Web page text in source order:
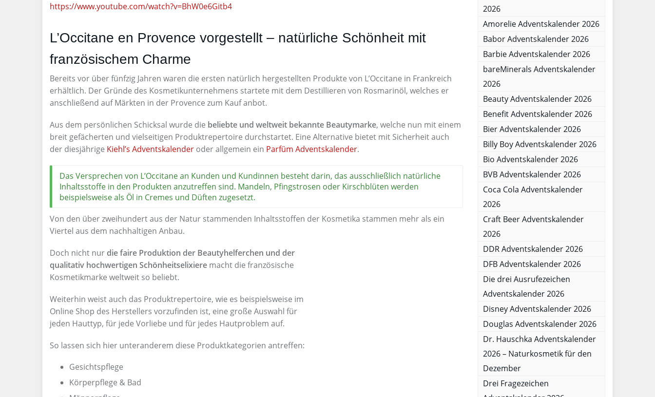
https://www.youtube.com/watch?v=BhW0e6Gitb4
L’Occitane en Provence vorgestellt – natürliche Schönheit mit
französischem Charme
Bereits vor über fünfzig Jahren waren die ersten natürlich hergestellten Produkte von L’Occitane in Frankreich
erhältlich. Der Gründe des Kosmetikunternehmens startete mit dem Destillieren von Rosmarinöl, welches er
anschließend auf Märkten in der Provence zum Kauf anbot.
Aus dem persönlichen Schicksal wurde die beliebte und weltweit bekannte Beautymarke, welche nun mit einem
breit gefächerten und vielseitigen Produktrepertoire durchstartet. Eine Alternative bietet mit Sicherheit auch
der diesjährige Kiehl’s Adventskalender oder allgemein ein Parfüm Adventskalender.
Das Versprechen von L’Occitane an Kunden und Kundinnen besteht darin, das ausschließlich natürliche
Inhaltsstoffe in den Produkten anzutreffen sind. Mandeln, Pfingstrosen oder Kirschblüten werden
beispielsweise als Öl in Cremes und Düften zugesetzt.
Von den über zweihundert aus der Natur stammenden Inhaltsstoffen der Kosmetika stammen mehr als ein
Viertel aus dem nachhaltigen Anbau.
Doch nicht nurdie faire Produktion der Beautyhelferchen und der
qualitativ hochwertigen Schönheitselixiere macht die französische
Kosmetikmarke weltweit so beliebt.
Weiterhin weist auch das Produktrepertoire, wie es beispielsweise im
Online Shop des Herstellers vorzufinden ist, eine große Auswahl für
jeden Hauttyp, für jede Vorliebe und für jedes Hautproblem auf.
So lassen sich hier unteranderem diese Produktkategorien antreffen:
Gesichtspflege
Körperpflege & Bad
2026
Amorelie Adventskalender 2026
Babor Adventskalender 2026
Barbie Adventskalender 2026
bareMinerals Adventskalender
2026
Beauty Adventskalender 2026
Benefit Adventskalender 2026
Bier Adventskalender 2026
Billy Boy Adventskalender 2026
Bio Adventskalender 2026
BVB Adventskalender 2026
Coca Cola Adventskalender
2026
Craft Beer Adventskalender
2026
DDR Adventskalender 2026
DFB Adventskalender 2026
Die drei Ausrufezeichen
Adventskalender 2026
Disney Adventskalender 2026
Douglas Adventskalender 2026
Dr. Hauschka Adventskalender
2026 – Naturkosmetik für den
Dezember
Drei Fragezeichen